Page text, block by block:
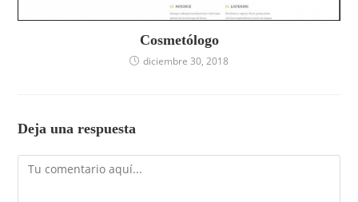
Cosmetólogo
diciembre 30, 2018
Deja una respuesta